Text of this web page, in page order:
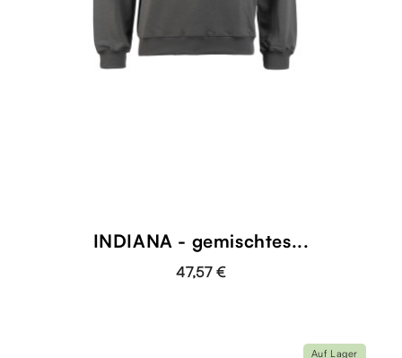
INDIANA - gemischtes...
47,57 €
Auf Lager